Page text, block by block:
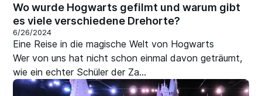
Wo wurde Hogwarts gefilmt und warum gibt
es viele verschiedene Drehorte?
6/26/2024
Eine Reise in die magische Welt von Hogwarts
Wer von uns hat nicht schon einmal davon geträumt,
wie ein echter Schüler der Za...